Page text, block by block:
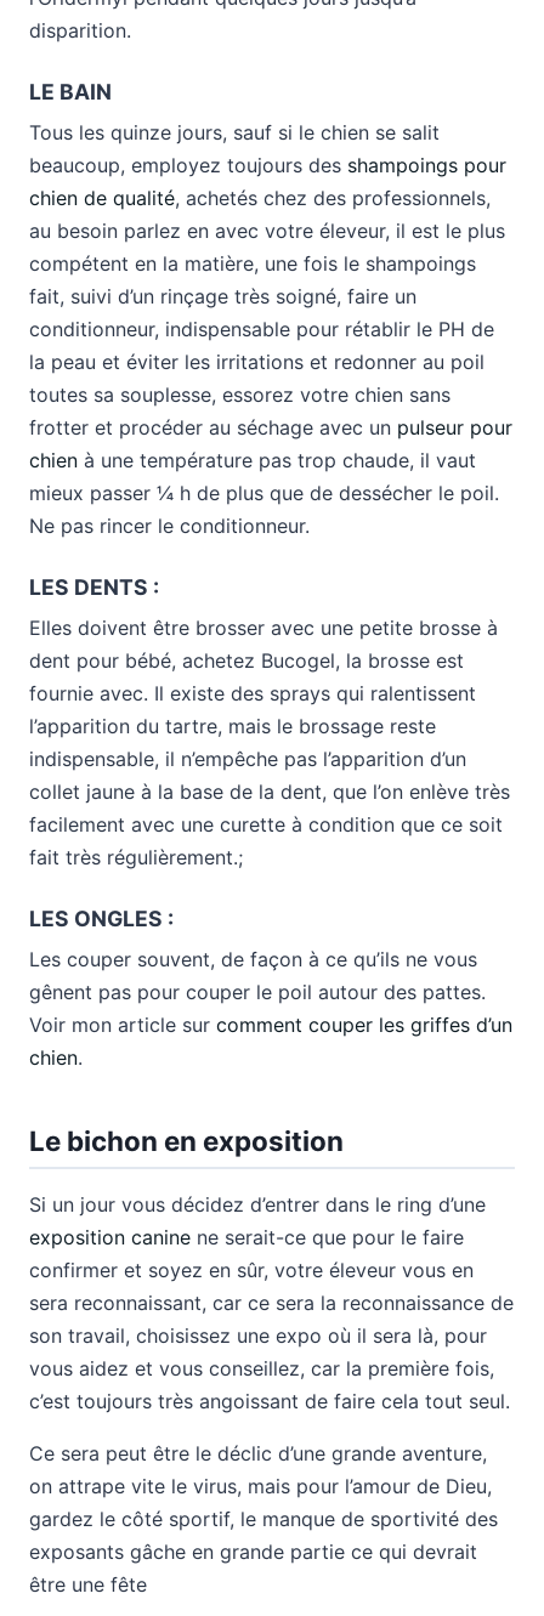
disparition.
LE BAIN
Tous les quinze jours, sauf si le chien se salit
beaucoup, employez toujours des shampoings pour
chien de qualité, achetés chez des professionnels,
au besoin parlez en avec votre éleveur, il est le plus
compétent en la matière, une fois le shampoings
fait, suivi d’un rinçage très soigné, faire un
conditionneur, indispensable pour rétablir le PH de
la peau et éviter les irritations et redonner au poil
toutes sa souplesse, essorez votre chien sans
frotter et procéder au séchage avec un pulseur pour
chien à une température pas trop chaude, il vaut
mieux passer ¼ h de plus que de dessécher le poil.
Ne pas rincer le conditionneur.
LES DENTS :
Elles doivent être brosser avec une petite brosse à
dent pour bébé, achetez Bucogel, la brosse est
fournie avec. Il existe des sprays qui ralentissent
l’apparition du tartre, mais le brossage reste
indispensable, il n’empêche pas l’apparition d’un
collet jaune à la base de la dent, que l’on enlève très
facilement avec une curette à condition que ce soit
fait très régulièrement.;
LES ONGLES :
Les couper souvent, de façon à ce qu’ils ne vous
gênent pas pour couper le poil autour des pattes.
Voir mon article sur comment couper les griffes d’un
chien.
Le bichon en exposition
Si un jour vous décidez d’entrer dans le ring d’une
exposition canine ne serait-ce que pour le faire
confirmer et soyez en sûr, votre éleveur vous en
sera reconnaissant, car ce sera la reconnaissance de
son travail, choisissez une expo où il sera là, pour
vous aidez et vous conseillez, car la première fois,
c’est toujours très angoissant de faire cela tout seul.
Ce sera peut être le déclic d’une grande aventure,
on attrape vite le virus, mais pour l’amour de Dieu,
gardez le côté sportif, le manque de sportivité des
exposants gâche en grande partie ce qui devrait
être une fête